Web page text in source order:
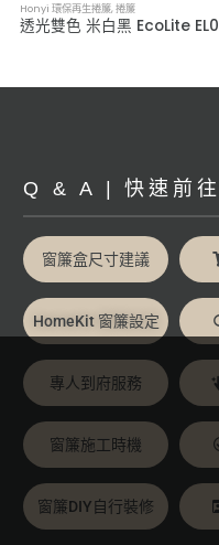
Honyi 環保再生捲簾,捲簾
Q & A | 快速前往
窗簾盒尺寸建議
HomeKit 窗簾設定
專人到府服務
窗簾施工時機
窗簾DIY自行裝修